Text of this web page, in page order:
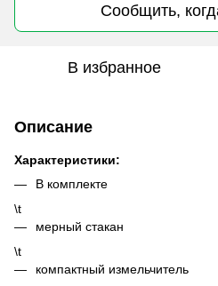
Сообщить,
В избранное
Описание
Характеристики:
В комплекте
\t
мерный стакан
\t
компактный измельчитель